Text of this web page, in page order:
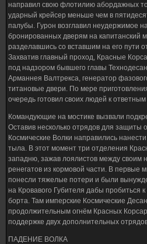
направил свою флотилию абордажных
ударный крейсер меньше чем в
палубы. Гурон возглавил неудержимое
бронированных дверям на капитанский
разделавшись со вставшим на его пути
Захватив главный проход, Красные
под надзором бывшего главы
Арманнея Валтрекса, генератор
титановые двери. По мере
очередь готовил своих людей к
Командующие на мостике вызвали
Оставив несколько отрядов для защиты
Космические Волки направились
тыла. В этот момент три отделения
западню, зажав лоялистов между своим
ренегатов из кормовой части. В первые
понесли тяжелые потери и были
на Кровавого Губителя дабы пробиться
борта. Там имперские Космические
продолжительным огнём Красных
поддержке двух дополнительных
ПАДЕНИЕ ВОЛКА